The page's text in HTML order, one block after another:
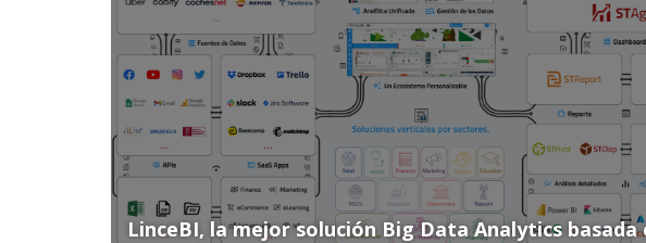
LinceBI, la mejor solución Big Data Analytics basada